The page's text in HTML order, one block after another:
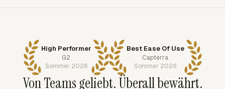
High Performer
G2
Sommer 2026
Best Ease Of Use
Capterra
Sommer 2026
Von Teams geliebt. Überall bewährt.